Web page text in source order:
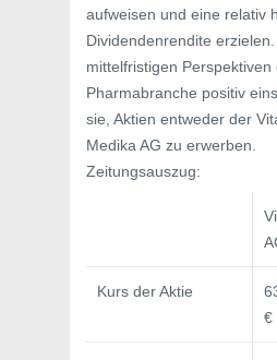
aufweisen und eine relativ
Dividendenrendite
mittelfristigen Perspektiven
Pharmabranche positiv
sie, Aktien entweder der
Medika AG zu erwerben.
Zeitungsauszug:
Kurs der Aktie
€